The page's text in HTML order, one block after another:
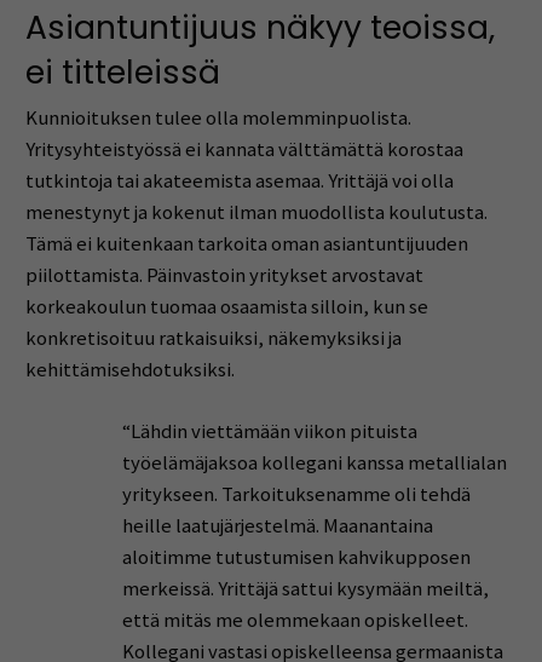
Asiantuntijuus näkyy teoissa,
ei titteleissä
Kunnioituksen tulee olla molemminpuolista.
Yritysyhteistyössä ei kannata välttämättä korostaa
tutkintoja tai akateemista asemaa. Yrittäjä voi olla
menestynyt ja kokenut ilman muodollista koulutusta.
Tämä ei kuitenkaan tarkoita oman asiantuntijuuden
piilottamista. Päinvastoin yritykset arvostavat
korkeakoulun tuomaa osaamista silloin, kun se
konkretisoituu ratkaisuiksi, näkemyksiksi ja
kehittämisehdotuksiksi.
“Lähdin viettämään viikon pituista
työelämäjaksoa kollegani kanssa metallialan
yritykseen. Tarkoituksenamme oli tehdä
heille laatujärjestelmä. Maanantaina
aloitimme tutustumisen kahvikupposen
merkeissä. Yrittäjä sattui kysymään meiltä,
että mitäs me olemmekaan opiskelleet.
Kollegani vastasi opiskelleensa germaanista